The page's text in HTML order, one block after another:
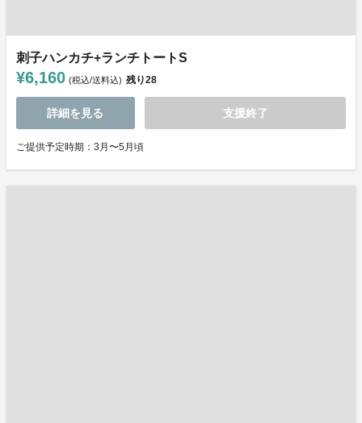
刺子ハンカチ+ランチトートS
¥6,160 (税込/送料込) 残り28
詳細を見る 支援終了
ご提供予定時期：3月〜5月頃